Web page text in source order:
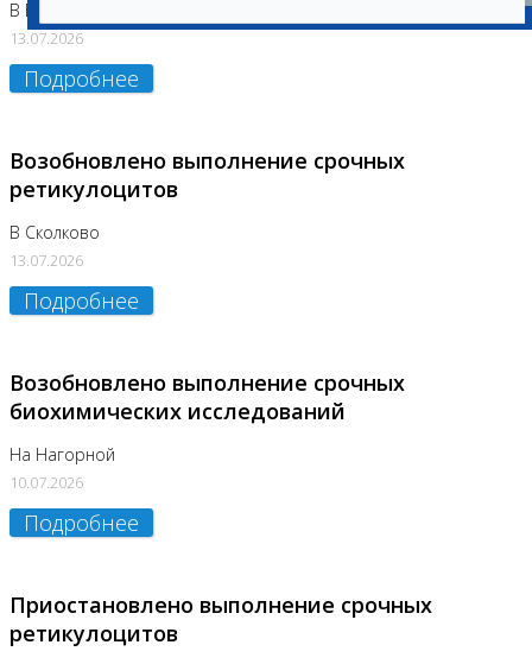
В Бутово
13.07.2026
Подробнее
Возобновлено выполнение срочных
ретикулоцитов
В Сколково
13.07.2026
Подробнее
Возобновлено выполнение срочных
биохимических исследований
На Нагорной
10.07.2026
Подробнее
Приостановлено выполнение срочных
ретикулоцитов